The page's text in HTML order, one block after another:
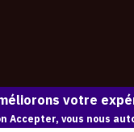
votre
Accepter, vous nous